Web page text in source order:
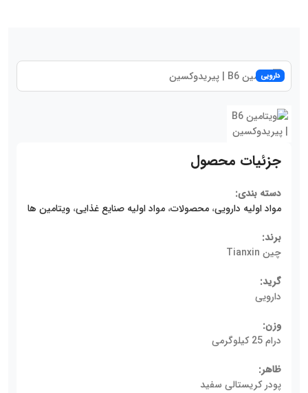
دارویی
جزئیات محصول
دسته بندی:
مواد اولیه دارویی، محصولات، مواد اولیه صنایع غذایی، ویتامین ها
برند:
چین Tianxin
گرید:
دارویی
وزن:
درام 25 کیلوگرمی
ظاهر:
پودر کریستالی سفید